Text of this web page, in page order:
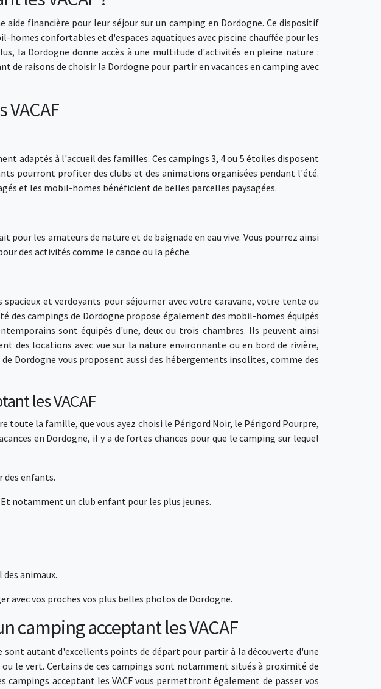
financière pour leur séjour sur un camping en Dordogne. Ce dispositif
confortables et d'espaces aquatiques avec piscine chauffée pour les
la Dordogne donne accès à une multitude d'activités en pleine nature :
de raisons de choisir la Dordogne pour partir en vacances en camping avec
adaptés à l'accueil des familles. Ces campings 3, 4 ou 5 étoiles disposent
pourront profiter des clubs et des animations organisées pendant l'été.
et les mobil-homes bénéficient de belles parcelles paysagées.
pour les amateurs de nature et de baignade en eau vive. Vous pourrez ainsi
des activités comme le canoë ou la pêche.
et verdoyants pour séjourner avec votre caravane, votre tente ou
campings de Dordogne propose également des mobil-homes équipés
sont équipés d'une, deux ou trois chambres. Ils peuvent ainsi
des locations avec vue sur la nature environnante ou en bord de rivière,
Dordogne vous proposent aussi des hébergements insolites, comme des
les VACAF
toute la famille, que vous ayez choisi le Périgord Noir, le Périgord Pourpre,
en Dordogne, il y a de fortes chances pour que le camping sur lequel
des enfants.
notamment un club enfant pour les plus jeunes.
animaux.
avec vos proches vos plus belles photos de Dordogne.
camping acceptant les VACAF
sont autant d'excellents points de départ pour partir à la découverte d'une
le vert. Certains de ces campings sont notamment situésà proximité de
campings acceptant les VACF vous permettront également de passer vos